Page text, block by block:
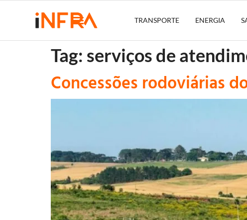
TRANSPORTE ENERGIA
Tag: serviços de
Concessões rodoviárias